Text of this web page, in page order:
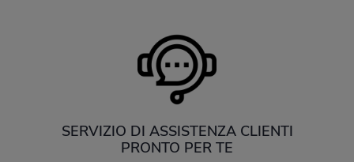
SERVIZIO DI ASSISTENZA CLIENTI
PRONTO PER TE